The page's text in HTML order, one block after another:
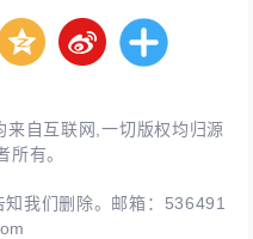
来自互联网,一切版权均归源
所有。
我们删除。邮箱： 536491